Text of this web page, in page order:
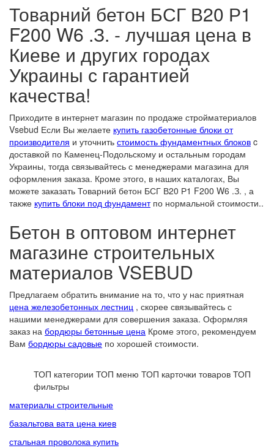
Товарний бетон БСГ В20 Р1
F200 W6 .З. - лучшая цена в
Киеве и других городах
Украины с гарантией
качества!
Приходите в интернет магазин по продаже стройматериалов
Vsebud Если Вы желаете купить газобетонные блоки от
производителя и уточнить стоимость фундаментных блоков c
доставкой по Каменец-Подольскому и остальным городам
Украины, тогда связывайтесь с менеджерами магазина для
оформления заказа. Кроме этого, в наших каталогах, Вы
можете заказать Товарний бетон БСГ В20 Р1 F200 W6 .З. , а
также купить блоки под фундаментпо нормальной стоимости..
Бетон в оптовом интернет
магазине строительных
материалов VSEBUD
Предлагаем обратить внимание на то, что у нас приятная
цена железобетонных лестниц , скорее связывайтесь с
нашими менеджерами для совершения заказа. Оформляя
заказ на бордюры бетонные цена Кроме этого, рекомендуем
Вам бордюры садовые по хорошей стоимости.
ТОП категории ТОП меню ТОП карточки товаров ТОП
фильтры
материалы строительные
базальтова вата цена киев
стальная проволока купить